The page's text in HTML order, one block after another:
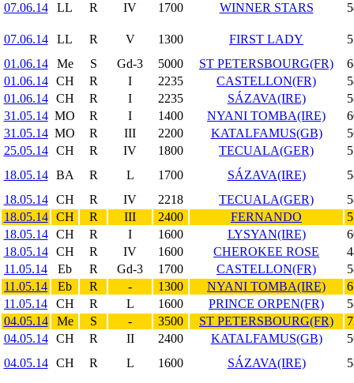
07.06.14 LL R IV 1700 WINNER STARS
07.06.14 LL R V 1300 FIRST LADY
01.06.14
Me S Gd-3 5000 ST PETERSBOURG(FR)
01.06.14
CH R I 2235 CASTELLON(FR)
01.06.14
CH R I 2235 SÁZAVA(IRE)
31.05.14 MO R I 1400 NYANI TOMBA(IRE)
31.05.14 MO R III 2200 KATALFAMUS(GB)
25.05.14
CH R IV 1800 TECUALA(GER)
18.05.14
BA R L 1700 SÁZAVA(IRE)
18.05.14
CH R IV 2218 TECUALA(GER)
18.05.14
CH R III 2400 FERNANDO
18.05.14
CH R I 1600 LYSYAN(IRE)
18.05.14
CH R IV 1600 CHEROKEE ROSE
11.05.14
Eb R Gd-3 1700 CASTELLON(FR)
11.05.14
Eb R - 1300 NYANI TOMBA(IRE)
11.05.14
CH R L 1600 PRINCE ORPEN(FR)
04.05.14
Me S - 3500 ST PETERSBOURG(FR)
04.05.14
CH R II 2400 KATALFAMUS(GB)
04.05.14
CH R L 1600 SÁZAVA(IRE)